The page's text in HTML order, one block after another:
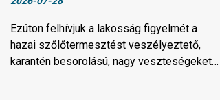
Ezúton felhívjuk a lakosság figyelmét a
hazai szőlőtermesztést veszélyeztető,
karantén besorolású, nagy veszteségeket…